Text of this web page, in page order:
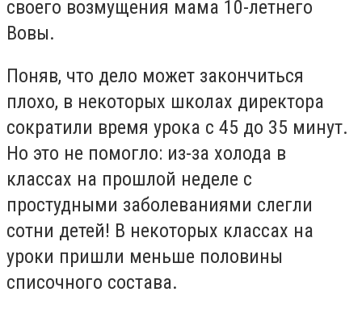
своего возмущения мама 10-летнего
Вовы.
Поняв, что дело может закончиться
плохо, в некоторых школах директора
сократили время урока с 45 до 35 минут.
Но это не помогло: из-за холода в
классах на прошлой неделе с
простудными заболеваниями слегли
сотни детей! В некоторых классах на
уроки пришли меньше половины
списочного состава.